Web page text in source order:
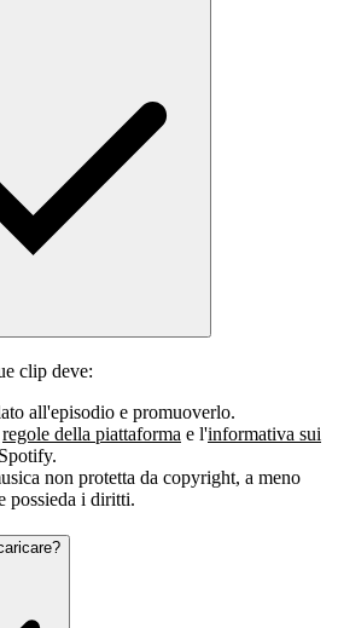
clip deve:
all'episodio e promuoverlo.
regole della piattaforma e l'informativa sui
non protetta da copyright, a meno
possieda i diritti.